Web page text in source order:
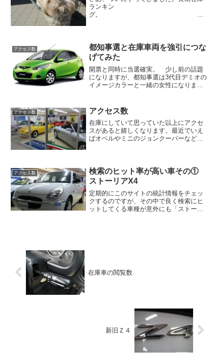
ランキン
グ。
売れてない店をアピールする感じが恥ず
かしいですけどね...
アクセス数
都知事選と在庫車両を強引につな
げてみた
開票と同時に当選確実。 少し前の話題
になりますが、都知事選は3代目デミオの
イメージカラーと一緒の女性になりまし
しれない蓮舫代表代行、大統領選・・・
女性人気が高まっている...
アクセス数 アクセス数
在庫にしていて思っていた以上にアクセ
スがあると嬉しくなります。最近でいえ
ばオペルやミニのジョンクーパーなどで
東京・立川からお客様が御...
アクセス数
検索のヒット率が高い車その①
ストーリアX4
定期的にこのサイトの統計情報をチェッ
クするのですが、その中で良く検索にヒ
ットしてくる車種が意外にも「ストーリ
在庫車の閲覧数
新旧Ｚ４